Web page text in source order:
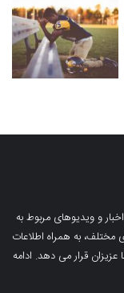
و ویدیوهای مربوط به
مختلف، به همراه اطلاعات
عزیزان قرار می دهد. ادامه